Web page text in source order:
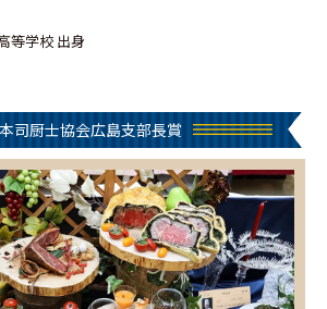
等学校 出身
司厨士協会広島支部長賞